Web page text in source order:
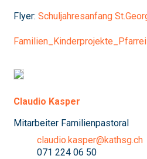
Flyer: Schuljahresanfang
Claudio Kasper
Mitarbeiter Familienpastoral
claudio.kasper@kathsg.ch
071 224 06 50